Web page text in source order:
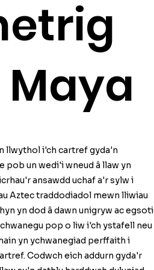
llwythol i'ch cartref gyda'n
pob un wedi'i wneud â llaw yn
ansawdd uchaf a'r sylw i
Aztec traddodiadol mewn lliwiau
yn dod â dawn unigryw ac
pop o liw i'ch ystafell neu
yn ychwanegiad perffaith i
Codwch eich addurn gyda'r